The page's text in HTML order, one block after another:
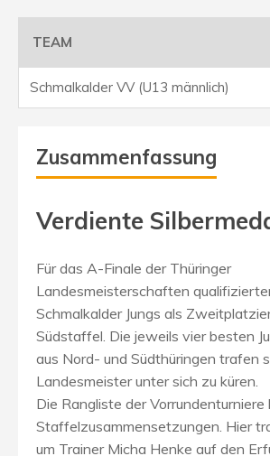
TEAM
Schmalkalder VV (U13 männlich)
Zusammenfassung
Verdiente
Für das A-Finale der Thüringer
Landesmeisterschaften
Schmalkalder Jungs als
Südstaffel. Die jeweils vier besten
aus Nord- und Südthüringen trafen
Landesmeister unter sich zu küren.
Die Rangliste der
Staffelzusammensetzungen. Hier
um Trainer Micha Henke auf den